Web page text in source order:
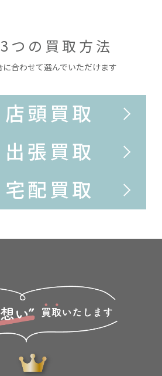
つの買取方法
に合わせて選んでいただけます
店頭買取
出張買取
宅配買取